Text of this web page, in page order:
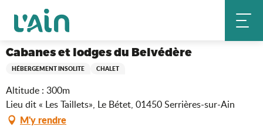
contenu
principal
Accueil Cabanes et lodges du Belvédère
Cabanes et lodges du Belvédère
HÉBERGEMENT INSOLITE CHALET
Altitude : 300m
Lieu dit « Les Taillets», Le Bétet, 01450 Serrières-sur-Ain
M'y rendre